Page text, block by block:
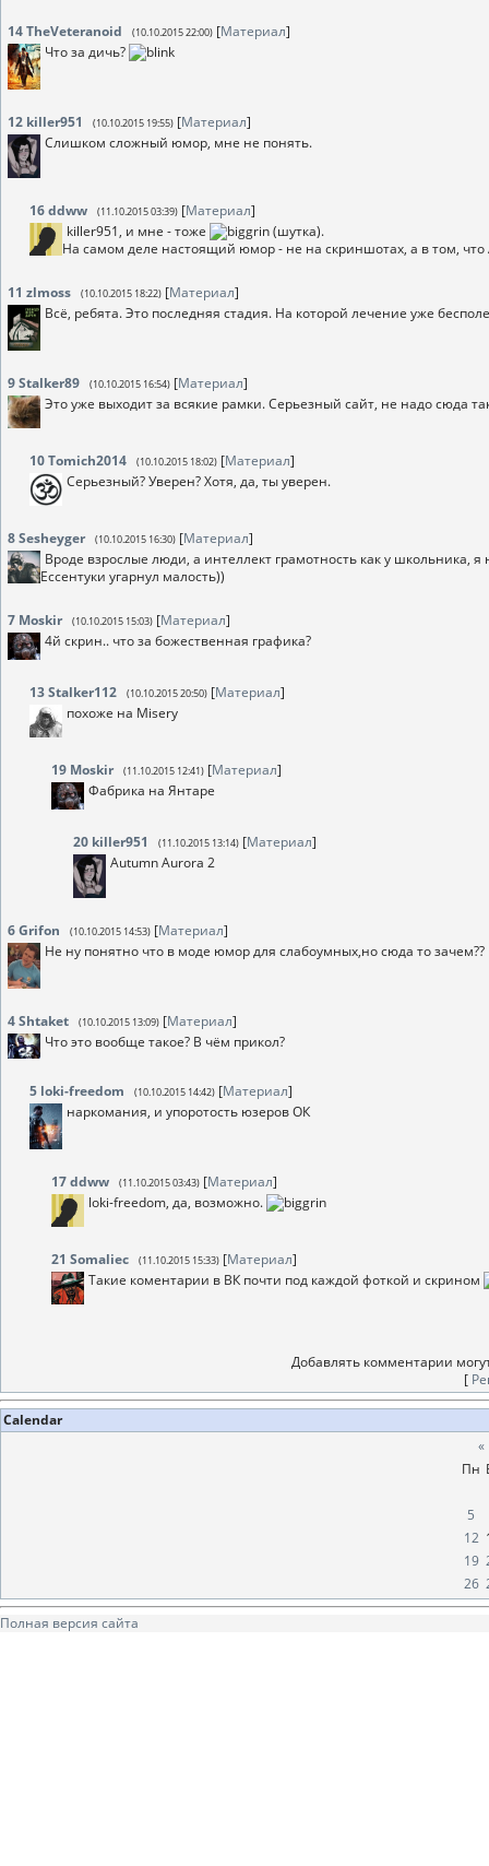
14TheVeteranoid (10.10.2015 22:00) [Материал]
Что за дичь?
12 killer951 (10.10.2015 19:55) [Материал]
Слишком сложный юмор, мне не понять.
16ddww (11.10.2015 03:39) [Материал]
killer951, и мне - тоже
(шутка).
На самом деле настоящий юмор - не на скриншотах, а в том,
11 zlmoss (10.10.2015 18:22) [Материал]
Всё, ребята. Это последняя стадия. На которой лечение уже
9Stalker89 (10.10.2015 16:54) [Материал]
Это уже выходит за всякие рамки. Серьезный сайт, не надо сюда
10Tomich2014 (10.10.2015 18:02) [Материал]
Серьезный? Уверен? Хотя, да, ты уверен.
8Sesheyger (10.10.2015 16:30) [Материал]
Вроде взрослые люди, а интеллект грамотность как у
Ессентуки угарнул малость))
7 Moskir (10.10.2015 15:03) [Материал]
4й скрин.. что за божественная графика?
13Stalker112 (10.10.2015 20:50) [Материал]
похоже на Misery
19 Moskir (11.10.2015 12:41) [Материал]
Фабрика на Янтаре
20 killer951 (11.10.2015 13:14) [Материал]
Autumn Aurora 2
6Grifon (10.10.2015 14:53) [Материал]
Не ну понятно что в моде юмор для слабоумных,но сюда то зачем??
4Shtaket (10.10.2015 13:09) [Материал]
Что это вообще такое? В чём прикол?
5 loki-freedom (10.10.2015 14:42) [Материал]
наркомания, и упоротость юзеров ОК
17ddww (11.10.2015 03:43) [Материал]
loki-freedom, да, возможно.
21 Somaliec (11.10.2015 15:33) [Материал]
Такие коментарии в ВК почти под каждой фоткой и скрином
Добавлять комментарии
[
Calendar
«
Пн
5
12
19
26
Полная версия сайта